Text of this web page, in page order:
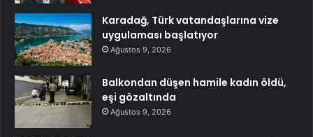
Karadağ, Türk vatandaşlarına vize
uygulaması başlatıyor
Ağustos 9, 2026
Balkondan düşen hamile kadın öldü,
eşi gözaltında
Ağustos 9, 2026